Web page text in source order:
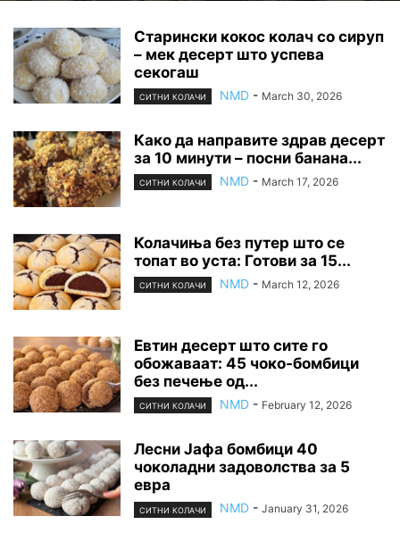
Старински кокос колач со сируп
– мек десерт што успева
секогаш
СИТНИ КОЛАЧИ NMD - March 30, 2026
Како да направите здрав десерт
за 10 минути – посни банана...
СИТНИ КОЛАЧИ NMD - March 17, 2026
Колачиња без путер што се
топат во уста: Готови за 15...
СИТНИ КОЛАЧИ NMD - March 12, 2026
Евтин десерт што сите го
обожаваат: 45 чоко-бомбици
без печење од...
СИТНИ КОЛАЧИ NMD - February 12, 2026
Лесни Јафа бомбици 40
чоколадни задоволства за 5
евра
СИТНИ КОЛАЧИ NMD - January 31, 2026